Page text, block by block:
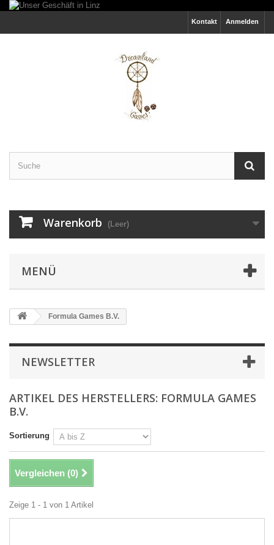
Anmelden
Kontakt
Warenkorb (Leer)
MENÜ
Formula Games B.V.
NEWSLETTER
ARTIKEL DES HERSTELLERS: FORMULA GAMES
B.V.
Sortierung
Vergleichen (0)
Zeige 1 - 1 von 1 Artikel